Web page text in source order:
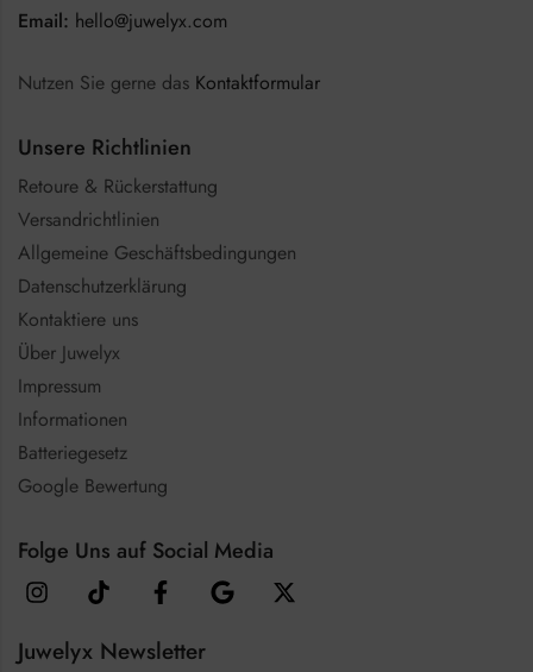
Email: hello@juwelyx.com
Nutzen Sie gerne das Kontaktformular
Unsere Richtlinien
Retoure & Rückerstattung
Versandrichtlinien
Allgemeine Geschäftsbedingungen
Datenschutzerklärung
Kontaktiere uns
Über Juwelyx
Impressum
Informationen
Batteriegesetz
Google Bewertung
Folge Uns auf Social Media
Juwelyx Newsletter